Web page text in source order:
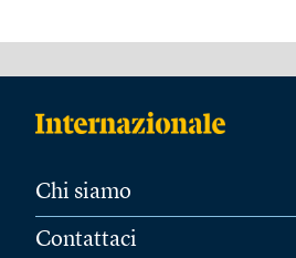
Chi siamo
Contattaci